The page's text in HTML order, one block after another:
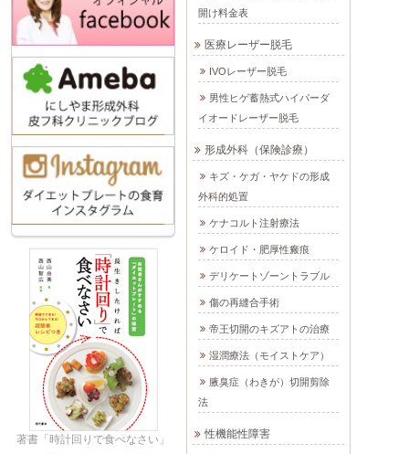
開け料金表
医療レーザー脱毛
IVOレーザー脱毛
男性ヒゲ蓄熱式ハイパーダ
イオードレーザー脱毛
形成外科（保険診療）
キズ・ケガ・ヤケドの形成
外科的処置
ケナコルト注射療法
ケロイド・肥厚性瘢痕
デリケートゾーントラブル
傷の再縫合手術
帝王切開のキズアトの治療
湿潤療法（モイストケア）
腋臭症（わきが）切開剪除
法
性機能性障害
著書「時計回りで食べなさい」